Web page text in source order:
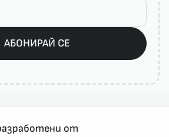
АБОНИРАЙ СЕ
от